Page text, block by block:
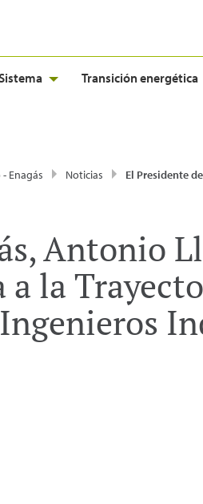
Transición energética
Enagás Noticias El Presidente de Enagás, Antonio Llardén, recibe la Mención Honorífica a la
Antonio
la